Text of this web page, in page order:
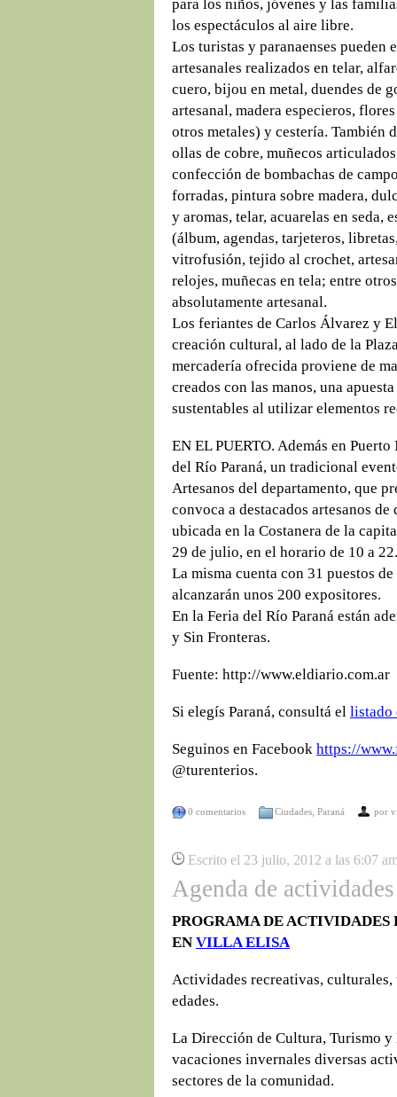
para los niños, jóvenes y las
los espectáculos al aire libre.
Los turistas y paranaenses pueden
artesanales realizados en telar,
cuero, bijou en metal, duendes de
artesanal, madera especieros,
otros metales) y cestería. También
ollas de cobre, muñecos
confección de bombachas de
forradas, pintura sobre madera,
y aromas, telar, acuarelas en seda,
(álbum, agendas, tarjeteros,
vitrofusión, tejido al crochet,
relojes, muñecas en tela; entre
absolutamente artesanal.
Los feriantes de Carlos Álvarez y
creación cultural, al lado de la
mercadería ofrecida proviene de
creados con las manos, una
sustentables al utilizar elementos
EN EL PUERTO. Además en
del Río Paraná, un tradicional
Artesanos del departamento, que
convoca a destacados artesanos
ubicada en la Costanera de la
29 de julio, en el horario de 10 a 22.
La misma cuenta con 31 puestos
alcanzarán unos 200 expositores.
En la Feria del Río Paraná están
y Sin Fronteras.
Fuente: http://www.eldiario.com.ar
Si elegís Paraná, consultá el listado
Seguinos en Facebook https://
@turenterios.
0 comentarios Ciudades Paraná por
Escrito el 23 julio, 2012 a las 6:07
Agenda de
PROGRAMA DE ACTIVIDADES
EN VILLA ELISA
Actividades recreativas,
edades.
La Dirección de Cultura, Turismo y
vacaciones invernales diversas
sectores de la comunidad.